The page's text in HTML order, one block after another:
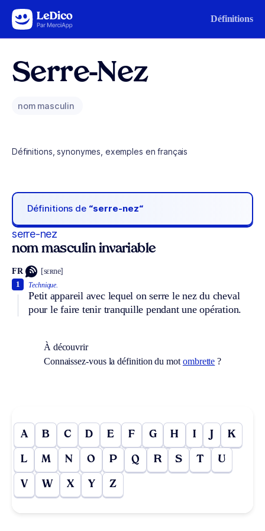
Aller au contenu Définitions
Serre-Nez
nom masculin
Définitions, synonymes, exemples en français
Définitions de “serre-nez“
serre-nez
nom masculin invariable
FR [sɛʀne]
Technique.
Petit appareil avec lequel on serre le nez du cheval
pour le faire tenir tranquille pendant une opération.
1
À découvrir
Connaissez-vous la définition du mot ombrette ?
A B C D E F G H I J K
L M N O P Q R S T U
V W X Y Z